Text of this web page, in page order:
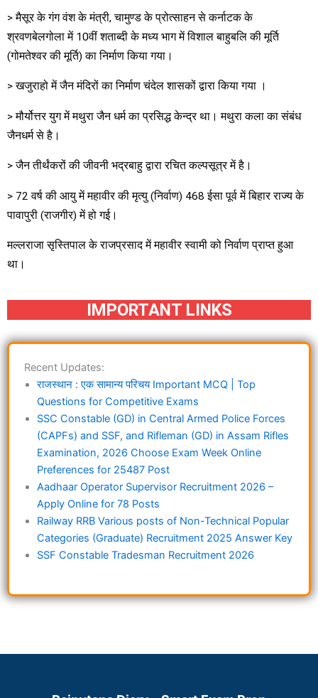
> मैसूर के गंग वंश के मंत्री, चामुण्ड के प्रोत्साहन से कर्नाटक के
श्रवणबेलगोला में 10वीं शताब्दी के मध्य भाग में विशाल बाहुबलि की मूर्ति
(गोमतेश्वर की मूर्ति) का निर्माण किया गया।
> खजुराहो में जैन मंदिरों का निर्माण चंदेल शासकों द्वारा किया गया ।
> मौर्योत्तर युग में मथुरा जैन धर्म का प्रसिद्ध केन्द्र था। मथुरा कला का संबंध
जैनधर्म से है।
> जैन तीर्थंकरों की जीवनी भद्रबाहु द्वारा रचित कल्पसूत्र में है।
> 72 वर्ष की आयु में महावीर की मृत्यु (निर्वाण) 468 ईसा पूर्व में बिहार राज्य के
पावापुरी (राजगीर) में हो गई।
मल्लराजा सृस्तिपाल के राजप्रसाद में महावीर स्वामी को निर्वाण प्राप्त हुआ
था।
IMPORTANT LINKS
Recent Updates:
राजस्थान : एक सामान्य परिचय Important MCQ | Top
Questions for Competitive Exams
SSC Constable (GD) in Central Armed Police Forces
(CAPFs) and SSF, and Rifleman (GD) in Assam Rifles
Examination, 2026 Choose Exam Week Online
Preferences for 25487 Post
Aadhaar Operator Supervisor Recruitment 2026 –
Apply Online for 78 Posts
Railway RRB Various posts of Non-Technical Popular
Categories (Graduate) Recruitment 2025 Answer Key
SSF Constable Tradesman Recruitment 2026